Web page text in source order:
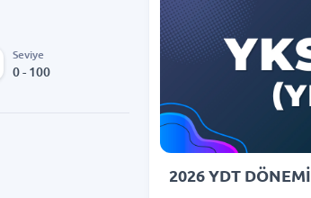
Seviye
0 - 100
2026 YDT DÖNEMİ